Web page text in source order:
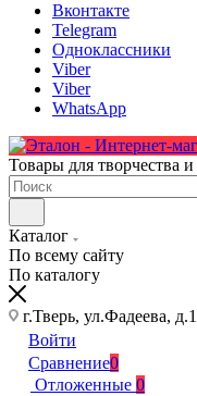
Вконтакте
Telegram
Одноклассники
Viber
Viber
WhatsApp
Товары для творчества
Каталог
По всему сайту
По каталогу
г.Тверь, ул.Фадеева,
Войти
Сравнение0
Отложенные 0